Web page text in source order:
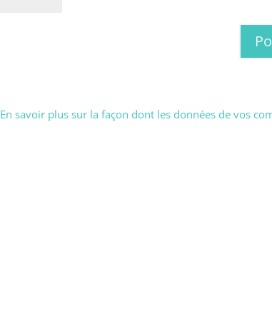
En savoir plus sur la façon dont les données de vos